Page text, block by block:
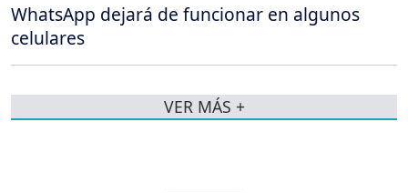
WhatsApp dejará de funcionar en algunos
celulares
VER MÁS +